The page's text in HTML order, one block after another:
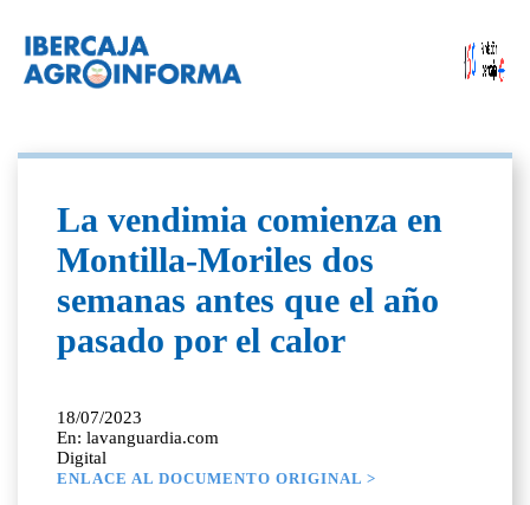
La vendimia comienza en
Montilla-Moriles dos
semanas antes que el año
pasado por el calor
18/07/2023
En: lavanguardia.com
Digital
ENLACE AL DOCUMENTO ORIGINAL >